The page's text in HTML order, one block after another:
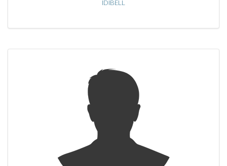
IDIBELL